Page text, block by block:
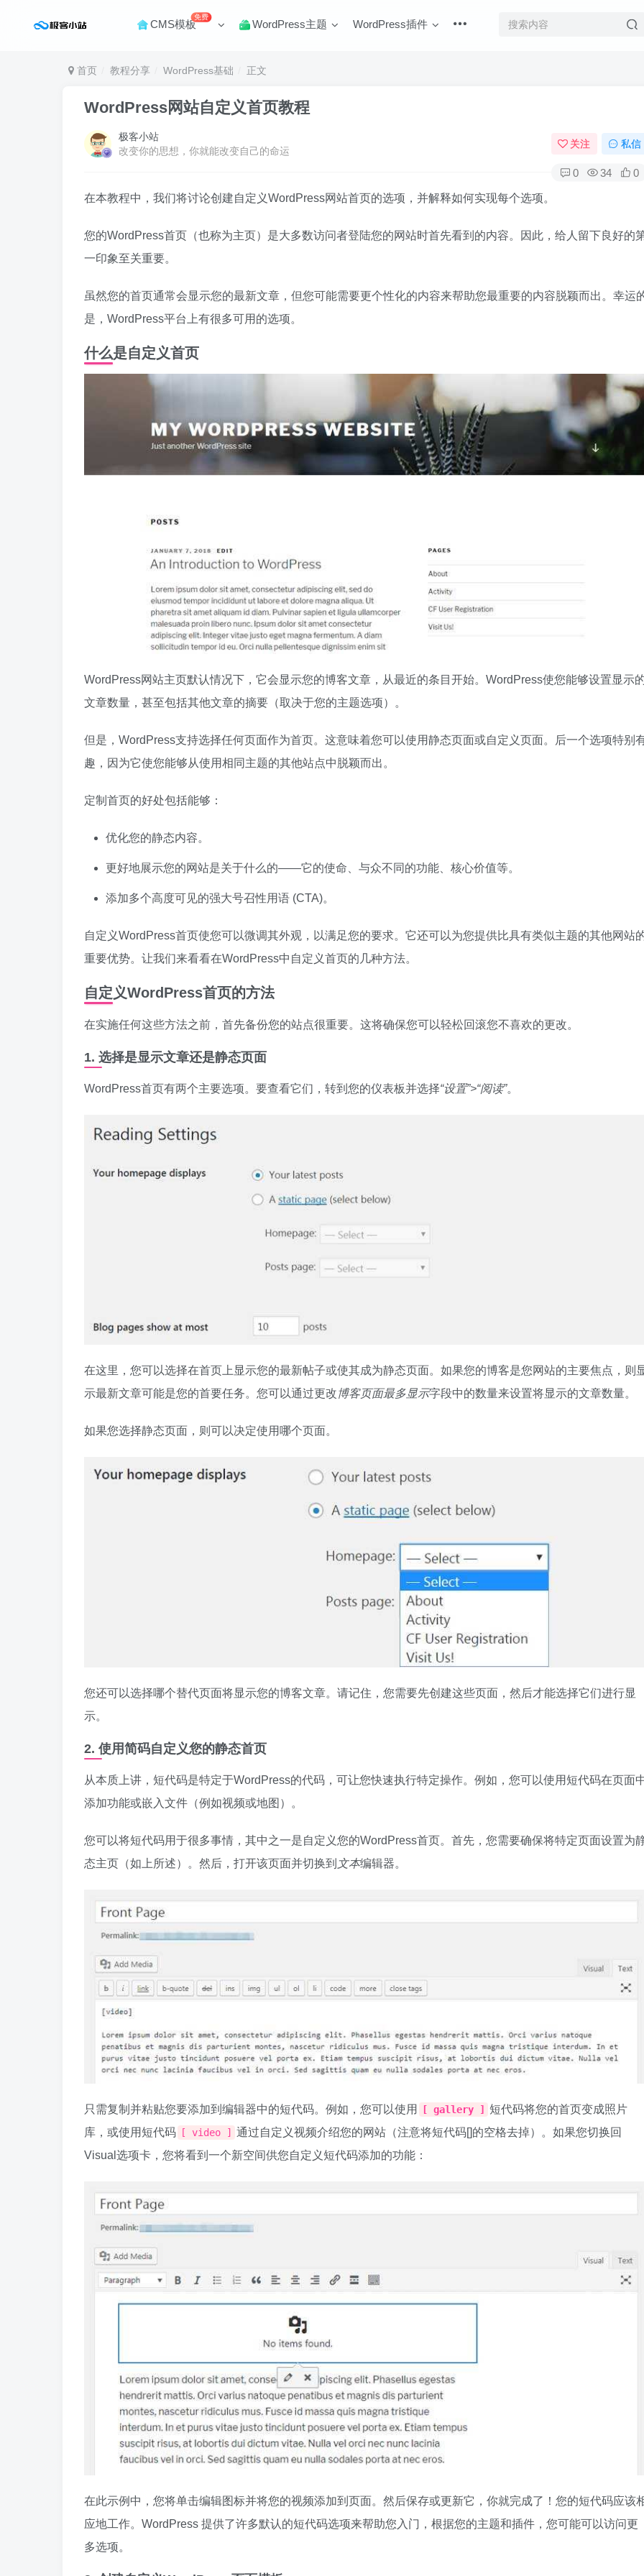
CMS模板
免费
WordPress主题 WordPress插件
首页 教程分享 WordPress基础 正文
WordPress网站自定义首页教程
极客小站
改变你的思想，你就能改变自己的命运
关注 私信
0 34 0
在本教程中，我们将讨论创建自定义WordPress网站首页的选项，并解释如何实现每个选项。
您的WordPress首页（也称为主页）是大多数访问者登陆您的网站时首先看到的内容。因此，给人留下良好的
一印象至关重要。
虽然您的首页通常会显示您的最新文章，但您可能需要更个性化的内容来帮助您最重要的内容脱颖而出。幸运
是，WordPress平台上有很多可用的选项。
什么是自定义首页
WordPress网站主页默认情况下，它会显示您的博客文章，从最近的条目开始。WordPress使您能够设置显示
文章数量，甚至包括其他文章的摘要（取决于您的主题选项）。
但是，WordPress支持选择任何页面作为首页。这意味着您可以使用静态页面或自定义页面。后一个选项特别
趣，因为它使您能够从使用相同主题的其他站点中脱颖而出。
定制首页的好处包括能够：
优化您的静态内容。
更好地展示您的网站是关于什么的——它的使命、与众不同的功能、核心价值等。
添加多个高度可见的强大号召性用语 (CTA)。
自定义WordPress首页使您可以微调其外观，以满足您的要求。它还可以为您提供比具有类似主题的其他网站
重要优势。让我们来看看在WordPress中自定义首页的几种方法。
自定义WordPress首页的方法
在实施任何这些方法之前，首先备份您的站点很重要。这将确保您可以轻松回滚您不喜欢的更改。
1. 选择是显示文章还是静态页面
WordPress首页有两个主要选项。要查看它们，转到您的仪表板并选择“设置”>“阅读”。
在这里，您可以选择在首页上显示您的最新帖子或使其成为静态页面。如果您的博客是您网站的主要焦点，则
示最新文章可能是您的首要任务。您可以通过更改博客页面最多显示字段中的数量来设置将显示的文章数量。
如果您选择静态页面，则可以决定使用哪个页面。
您还可以选择哪个替代页面将显示您的博客文章。请记住，您需要先创建这些页面，然后才能选择它们进行显
示。
2. 使用简码自定义您的静态首页
从本质上讲，短代码是特定于WordPress的代码，可让您快速执行特定操作。例如，您可以使用短代码在页面
添加功能或嵌入文件（例如视频或地图）。
您可以将短代码用于很多事情，其中​​之一是自定义您的WordPress首页。首先，您需要确保将特定页面设置为
态主页（如上所述）。然后，打开该页面并切换到 文本编辑器。
只需复制并粘贴您要添加到编辑器中的短代码。例如，您可以使用 [ gallery ]
短代码将您的首页变成照片
库，或使用短代码
[ video ]
通过自定义视频介绍您的网站（注意将短代码[]的空格去掉）。如果您切换回
Visual选项卡，您将看到一个新空间供您自定义短代码添加的功能：
在此示例中，您将单击编辑图标并将您的视频添加到页面。然后保存或更新它，你就完成了！您的短代码应该
应地工作。WordPress 提供了许多默认的短代码选项来帮助您入门，根据您的主题和插件，您可能可以访问更
多选项。